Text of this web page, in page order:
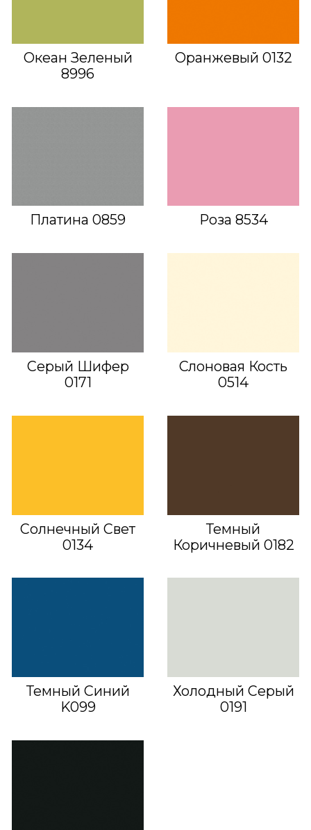
Океан Зеленый
8996
Оранжевый 0132
Платина 0859 Роза 8534
Серый Шифер
0171
Слоновая Кость
0514
Солнечный Свет
0134
Темный
Коричневый 0182
Темный Синий
K099
Холодный Серый
0191